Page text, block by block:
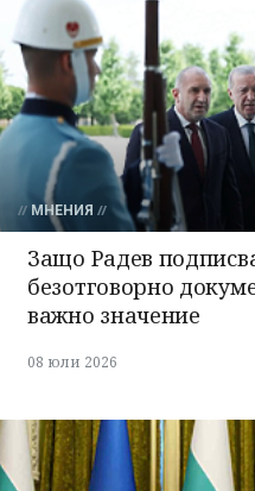
МНЕНИЯ
Защо Радев
безотговорно
важно значение
08 юли 2026